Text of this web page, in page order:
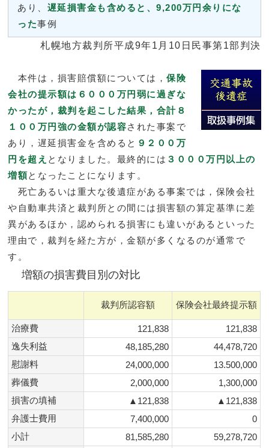
あり、 遅延損害金も含めると、9,200万円余りにな
った事例
札幌地方裁判所平成9年1月10日民事第1部判決
本件は，損害賠償額については，保険
会社の提示額は６０００万円弱に過ぎな
かったが，裁判を起こした結果，合計８
１００万円強の金額が認容された事案で
あり，遅延損害金を含めると ９２００万
円を超え となりました。最終的には ３０００万円以上の
増額となったことになります。
死亡あるいは重大な後遺症がある事案では，保険会社
や自動車共済と裁判所との間には損害額の算定基準に差
異があるほか，認められる損害にも違いがあるといった
理由で，裁判を経た方が，金額が多くなるのが通常で
す。
増額の損害費目別の対比
裁判所認容額 保険会社最終提示額
治療費 121,838
121,838
逸失利益
48,185,280
44,478,720
慰謝料
24,000,000
13.500,000
葬儀費
2,000,000
1,300,000
損害の填補
▲121,838
▲121,838
弁護士費用
7,400,000
0
小計
81,585,280
59,278,720